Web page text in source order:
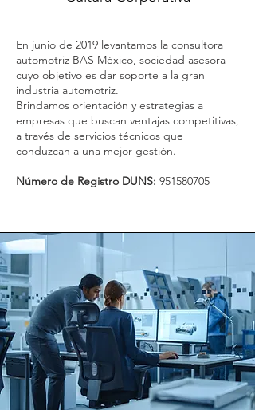
En junio de 2019 levantamos la consultora
automotriz BAS México, sociedad asesora
cuyo objetivo es dar soporte a la gran
industria automotriz.
Brindamos orientación y estrategias a
empresas que buscan ventajas competitivas,
a través de servicios técnicos que
conduzcan a una mejor gestión.
Número de Registro DUNS: 951580705